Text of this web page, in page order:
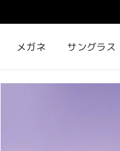
メガネ サングラス